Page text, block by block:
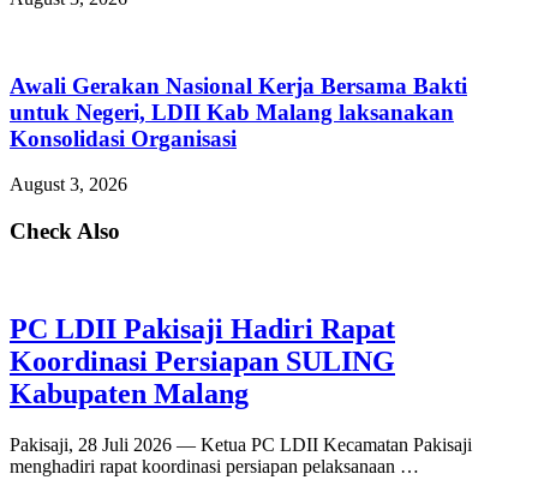
Awali Gerakan Nasional Kerja Bersama Bakti
untuk Negeri, LDII Kab Malang laksanakan
Konsolidasi Organisasi
August 3, 2026
Check Also
PC LDII Pakisaji Hadiri Rapat
Koordinasi Persiapan SULING
Kabupaten Malang
Pakisaji, 28 Juli 2026 — Ketua PC LDII Kecamatan Pakisaji
menghadiri rapat koordinasi persiapan pelaksanaan …